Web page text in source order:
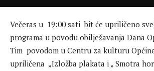
Večeras u 19:00 sati bit će upriličeno
programa u povodu obilježavanja Dana
Tim povodom u Centru za kulturu
upriličena „Izložba plakata i „ Smotra